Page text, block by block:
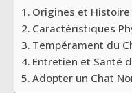
Origines et
Caractéristiques
Tempérament du
Entretien et Santé
Adopter un Chat